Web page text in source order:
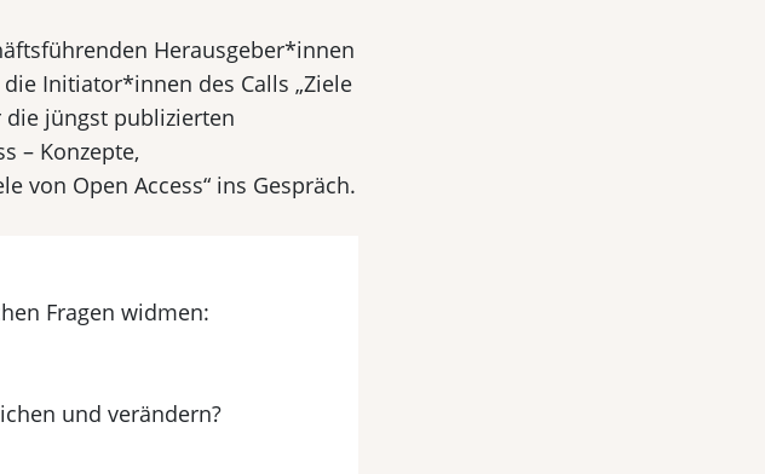
Herausgeber*innen
Initiator*innen des Calls „Ziele
die jüngst publizierten
– Konzepte,
von Open Access“ ins Gespräch.
Fragen widmen:
und verändern?